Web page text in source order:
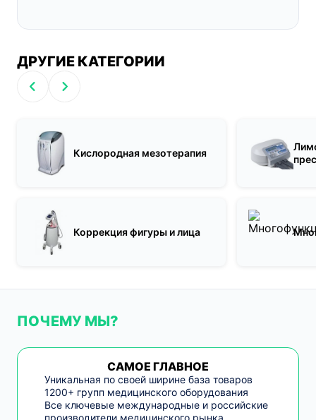
ДРУГИЕ КАТЕГОРИИ
Кислородная мезотерапия
Коррекция фигуры и лица
ПОЧЕМУ МЫ?
САМОЕ ГЛАВНОЕ
Уникальная по своей ширине база товаров
1200+ групп медицинского оборудования
Все ключевые международные и российские
производители медицинского рынка